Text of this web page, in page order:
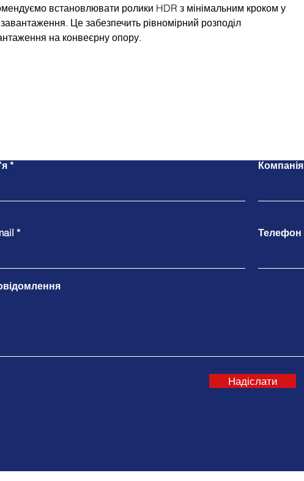
встановлювати ролики HDR з мінімальним кроком у
завантаження. Це забезпечить рівномірний розподіл
на конвеєрну опору.
Компанія
Телефон
Надіслати